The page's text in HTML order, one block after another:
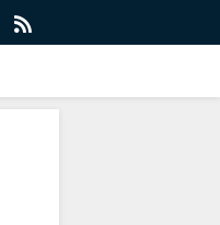
Hamlesi